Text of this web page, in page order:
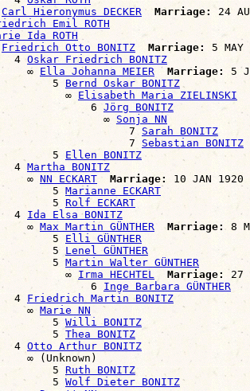
Carl Hieronymus DECKER Marriage: 24
Emil ROTH
Ida ROTH
Friedrich Otto BONITZ Marriage:
5
4
Oskar Friedrich BONITZ
∞
Ella Johanna MEIER Marriage:
5
5
Bernd Oskar BONITZ
∞
Elisabeth Maria ZIELINSKI
6
Jörg BONITZ
∞
Sonja NN
7
Sarah BONITZ
7
Sebastian BONITZ
5
Ellen BONITZ
4
Martha BONITZ
∞
NN ECKART Marriage:
10 JAN 1920
5
Marianne ECKART
5
Rolf ECKART
4
Ida Elsa BONITZ
∞
Max Martin GÜNTHER Marriage: 8
5
Elli GÜNTHER
5
Lenel GÜNTHER
5
Martin Walter GÜNTHER
∞
Irma HECHTEL Marriage:
27
6
Inge Barbara GÜNTHER
4
Friedrich Martin BONITZ
∞
Marie NN
5
Willi BONITZ
5
Thea BONITZ
4
Otto Arthur BONITZ
∞ (Unknown)
5
Ruth BONITZ
5
Wolf Dieter BONITZ